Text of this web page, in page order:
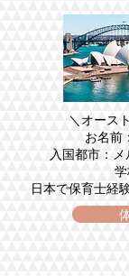
＼オース
お名前
入国都市：
日本で保育士経